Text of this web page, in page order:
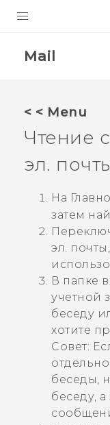
ПОДДЕРЖКА
Mail
< < Menu
Чтение
эл.
На
затем
эл.
В папке
учетной
беседу
хотите
Совет:
беседы,
беседу,